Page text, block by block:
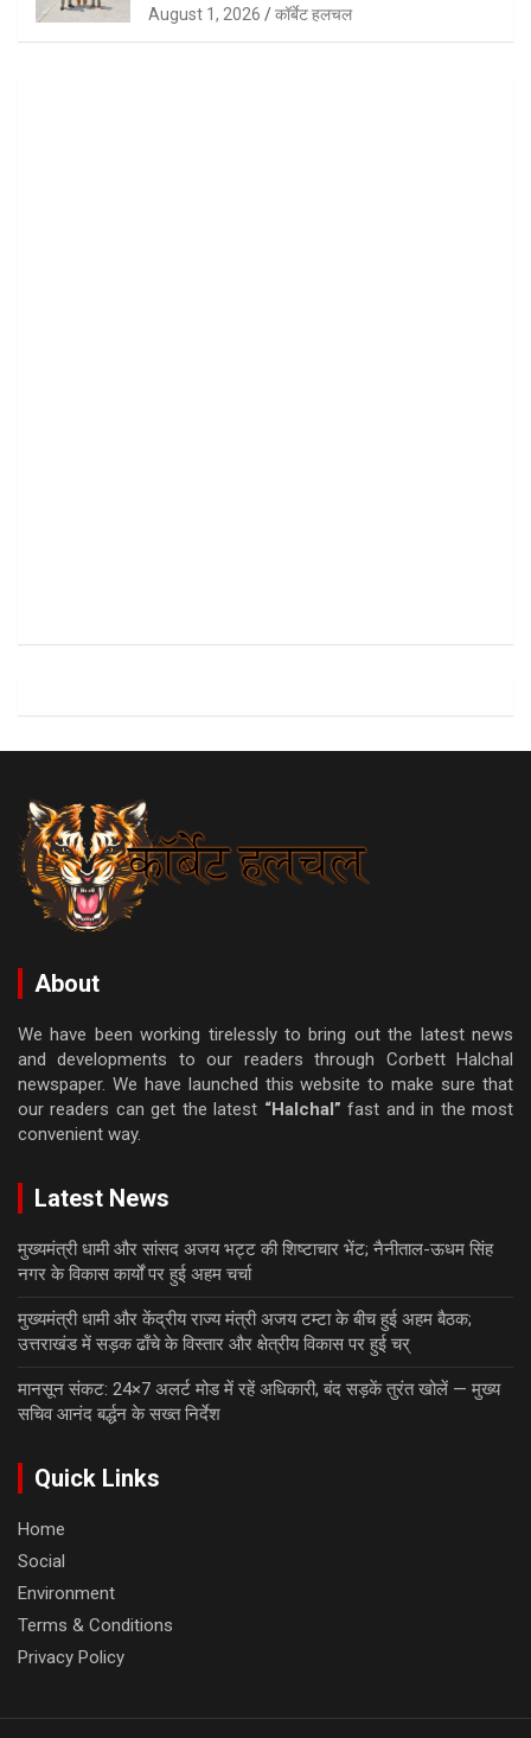
August 1, 2026 कॉर्बेट हलचल
About
We have been working tirelessly to bring out the latest news
and developments to our readers through Corbett Halchal
newspaper. We have launched this website to make sure that
our readers can get the latest “Halchal” fast and in the most
convenient way.
Latest News
मुख्यमंत्री धामी और सांसद अजय भट्ट की शिष्टाचार भेंट; नैनीताल-ऊधम सिंह
नगर के विकास कार्यों पर हुई अहम चर्चा
मुख्यमंत्री धामी और केंद्रीय राज्य मंत्री अजय टम्टा के बीच हुई अहम बैठक;
उत्तराखंड में सड़क ढाँचे के विस्तार और क्षेत्रीय विकास पर हुई चर्
मानसून संकट: 24×7 अलर्ट मोड में रहें अधिकारी, बंद सड़कें तुरंत खोलें — मुख्य
सचिव आनंद बर्द्धन के सख्त निर्देश
Quick Links
Home
Social
Environment
Terms & Conditions
Privacy Policy